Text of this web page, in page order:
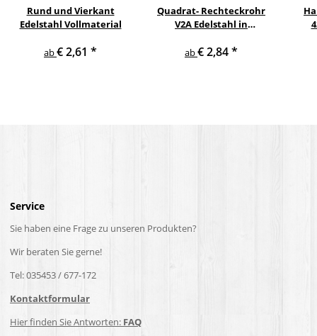
Rund und Vierkant
Edelstahl Vollmaterial
ab€ 2,61 *
Quadrat- Rechteckrohr
V2A Edelstahl in
Querschnitten und
ab€ 2,84*
Service
Sie haben eine Frage zu unseren Produkten?
Wir beraten Sie gerne!
Tel: 035453 / 677-172
Kontaktformular
Hier finden Sie Antworten: FAQ